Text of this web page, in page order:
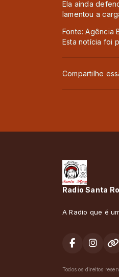
Ela ainda
lamentou a
Fonte: Agência
Esta notícia foi
Compartilhe
Radio Santa
A Radio que é
Todos os direitos